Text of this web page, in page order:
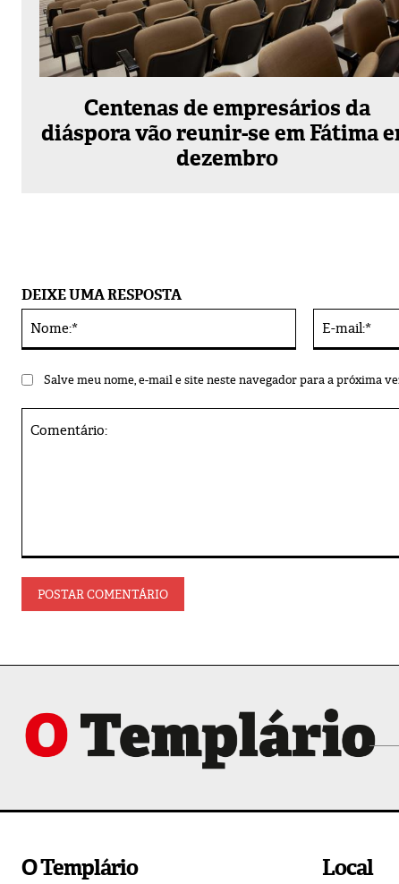
Centenas de empresários da
diáspora vão reunir-se em Fátima
dezembro
DEIXE UMA RESPOSTA
Salve meu nome, e-mail e site neste navegador para a próxima
O Templário Local